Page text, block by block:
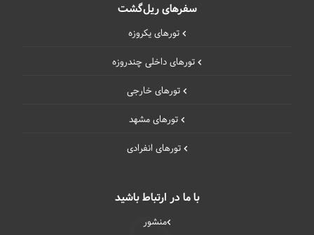
سفرهای ریل‌گشت
تورهای یکروزه
تورهای داخلی چند‌روزه
تورهای خارجی
تورهای مشهد
تورهای انفرادی
با ما در ارتباط باشید
منشور